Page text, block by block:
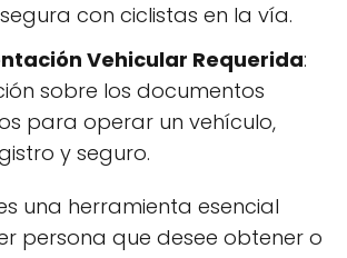
con ciclistas en la vía.
Vehicular Requerida:
sobre los documentos
para operar un vehículo,
y seguro.
una herramienta esencial
persona que desee obtener o